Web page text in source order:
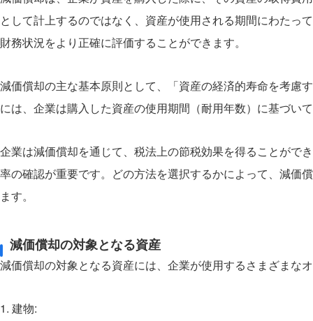
として計上するのではなく、資産が使用される期間にわたっ
財務状況をより正確に評価することができます。
減価償却の主な基本原則として、「資産の経済的寿命を考慮
には、企業は購入した資産の使用期間（耐用年数）に基づい
企業は減価償却を通じて、税法上の節税効果を得ることがで
率の確認が重要です。どの方法を選択するかによって、減価
ます。
減価償却の対象となる資産
減価償却の対象となる資産には、企業が使用するさまざまな
1. 建物: